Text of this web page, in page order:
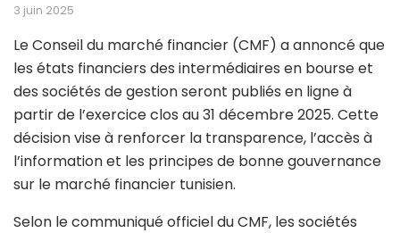
3 juin 2025
Le Conseil du marché financier (CMF) a annoncé que
les états financiers des intermédiaires en bourse et
des sociétés de gestion seront publiés en ligne à
partir de l’exercice clos au 31 décembre 2025. Cette
décision vise à renforcer la transparence, l’accès à
l’information et les principes de bonne gouvernance
sur le marché financier tunisien.
Selon le communiqué officiel du CMF, les sociétés